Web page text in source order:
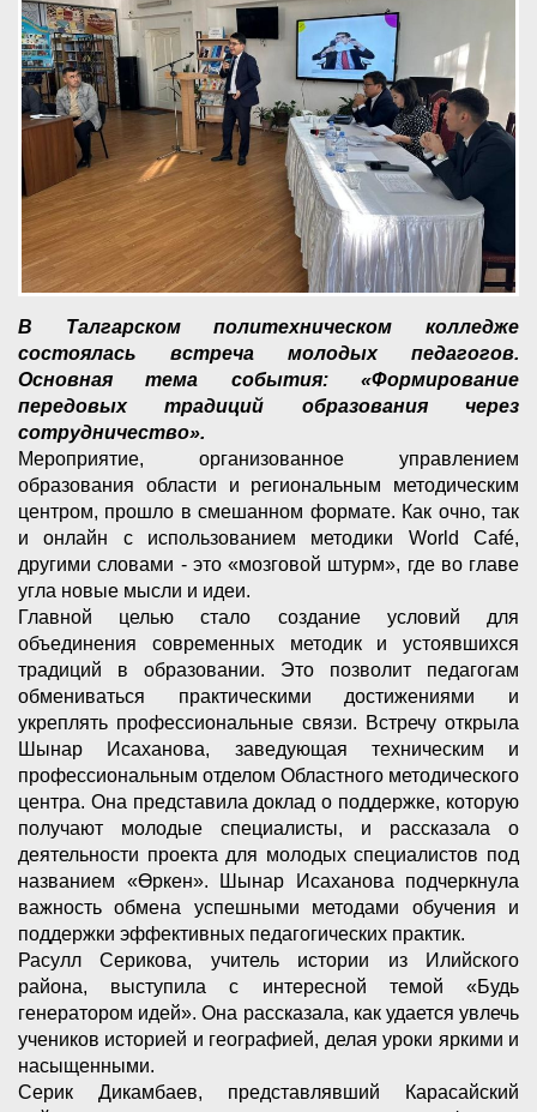
В Талгарском политехническом колледже
состоялась встреча молодых педагогов.
Основная тема события: «Формирование
передовых традиций образования через
сотрудничество».
Мероприятие, организованное управлением
образования области и региональным методическим
центром, прошло в смешанном формате. Как очно, так
и онлайн с использованием методики World Café,
другими словами - это «мозговой штурм», где во главе
угла новые мысли и идеи.
Главной целью стало создание условий для
объединения современных методик и устоявшихся
традиций в образовании. Это позволит педагогам
обмениваться практическими достижениями и
укреплять профессиональные связи. Встречу открыла
Шынар Исаханова, заведующая техническим и
профессиональным отделом Областного методического
центра. Она представила доклад о поддержке, которую
получают молодые специалисты, и рассказала о
деятельности проекта для молодых специалистов под
названием «Өркен». Шынар Исаханова подчеркнула
важность обмена успешными методами обучения и
поддержки эффективных педагогических практик.
Расулл Серикова, учитель истории из Илийского
района, выступила с интересной темой «Будь
генератором идей». Она рассказала, как удается увлечь
учеников историей и географией, делая уроки яркими и
насыщенными.
Серик Дикамбаев, представлявший Карасайский